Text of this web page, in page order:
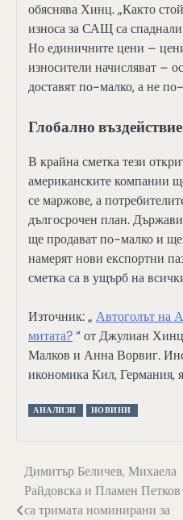
обяснява Хинц. „Както
износа за САЩ са
Но единичните цени –
износители начисляват –
доставят по-малко, а не
Глобално въздействие
В крайна сметка тези
американските компании
се маржове, а
дългосрочен план.
ще продават по-малко и ще
намерят нови експортни
сметка са в ущърб на
Източник: „ Автоголът на
митата?“ от Джулиан
Малков и Анна Ворвиг.
икономика Кил, Германия,
АНАЛИЗИ НОВИНИ
Навигация
Димитър Беличев, Михаела
Райдовска и Пламен Петков
са тримата номинирани за